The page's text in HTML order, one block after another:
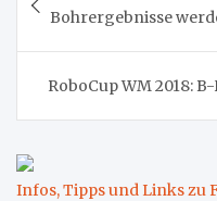
Bohrergebnisse
RoboCup WM 2018:
Infos, Tipps und Links zu